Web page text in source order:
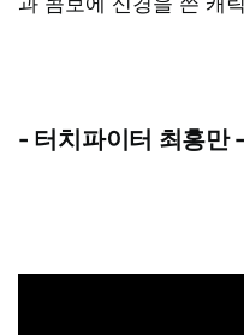
- 터치파이터 최홍만